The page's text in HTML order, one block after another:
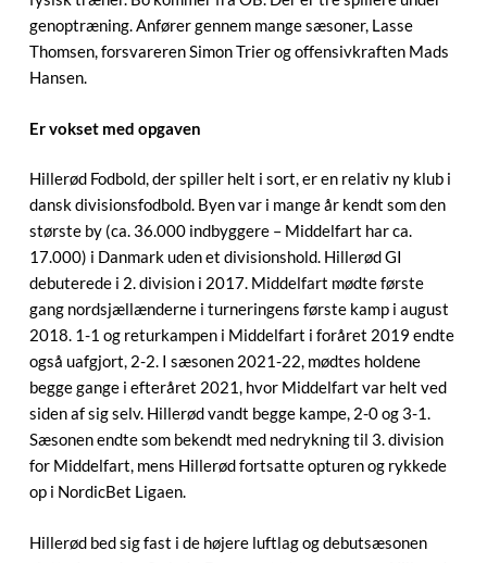
genoptræning. Anfører gennem mange sæsoner, Lasse
Thomsen, forsvareren Simon Trier og offensivkraften Mads
Hansen.
Er vokset med opgaven
Hillerød Fodbold, der spiller helt i sort, er en relativ ny klub i
dansk divisionsfodbold. Byen var i mange år kendt som den
største by (ca. 36.000 indbyggere – Middelfart har ca.
17.000) i Danmark uden et divisionshold. Hillerød GI
debuterede i 2. division i 2017. Middelfart mødte første
gang nordsjællænderne i turneringens første kamp i august
2018. 1-1 og returkampen i Middelfart i foråret 2019 endte
også uafgjort, 2-2. I sæsonen 2021-22, mødtes holdene
begge gange i efteråret 2021, hvor Middelfart var helt ved
siden af sig selv. Hillerød vandt begge kampe, 2-0 og 3-1.
Sæsonen endte som bekendt med nedrykning til 3. division
for Middelfart, mens Hillerød fortsatte opturen og rykkede
op i NordicBet Ligaen.
Hillerød bed sig fast i de højere luftlag og debutsæsonen